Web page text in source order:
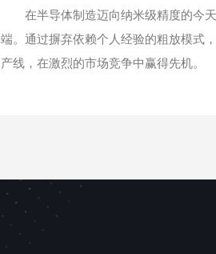
在半导体制造迈向纳米级精度的今天
端。通过摒弃依赖个人经验的粗放模式
产线，在激烈的市场竞争中赢得先机。